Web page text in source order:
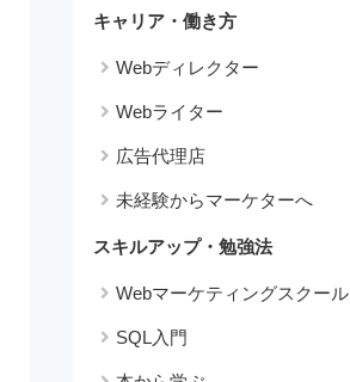
キャリア・働き方
Webディレクター
Webライター
広告代理店
未経験からマーケターへ
スキルアップ・勉強法
Webマーケティングスクール
SQL入門